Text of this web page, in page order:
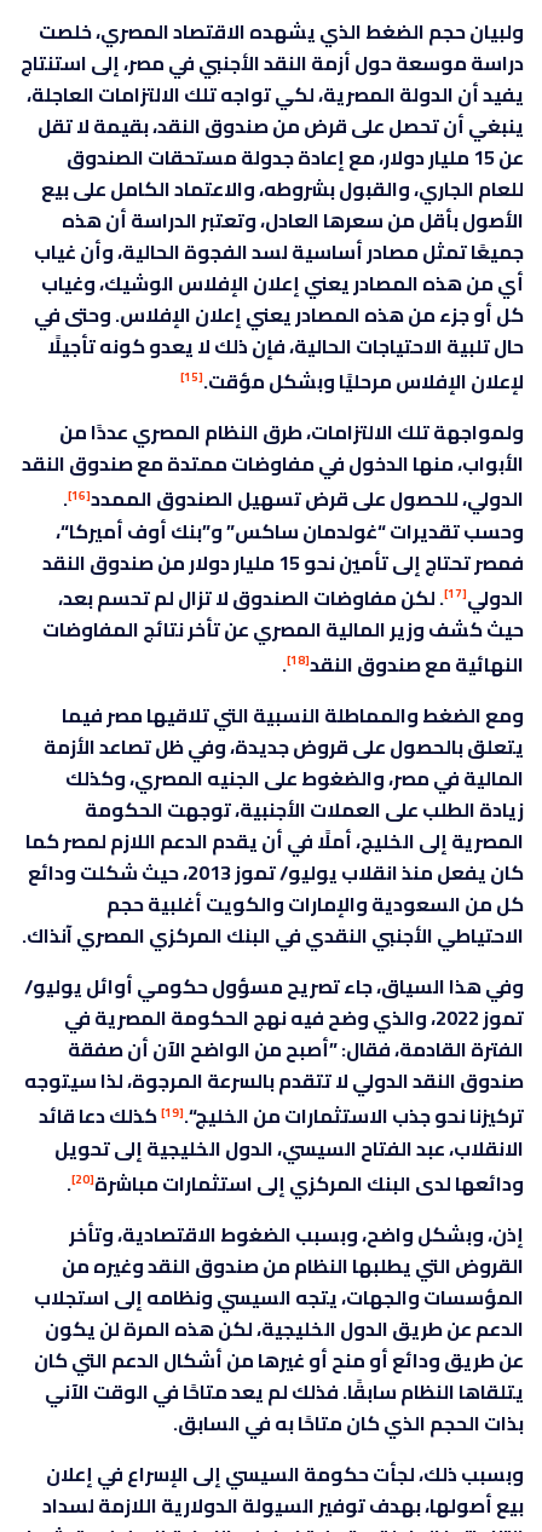
ولبيان حجم الضغط الذي يشهده الاقتصاد المصري، خلصت
دراسة موسعة حول أزمة النقد الأجنبي في مصر، إلى استنتاج
يفيد أن الدولة المصرية، لكي تواجه تلك الالتزامات العاجلة،
ينبغي أن تحصل على قرض من صندوق النقد، بقيمة لا تقل
عن 15 مليار دولار، مع إعادة جدولة مستحقات الصندوق
للعام الجاري، والقبول بشروطه، والاعتماد الكامل على بيع
الأصول بأقل من سعرها العادل، وتعتبر الدراسة أن هذه
جميعًا تمثل مصادر أساسية لسد الفجوة الحالية، وأن غياب
أي من هذه المصادر يعني إعلان الإفلاس الوشيك، وغياب
كل أو جزء من هذه المصادر يعني إعلان الإفلاس. وحتى في
حال تلبية الاحتياجات الحالية، فإن ذلك لا يعدو كونه تأجيلًا
لإعلان الإفلاس مرحليًا وبشكل مؤقت.[15]
ولمواجهة تلك الالتزامات، طرق النظام المصري عددًا من
الأبواب، منها الدخول في مفاوضات ممتدة مع صندوق النقد
الدولي، للحصول على قرض تسهيل الصندوق الممدد[16]
.
وحسب تقديرات “غولدمان ساكس” و”بنك أوف أميركا“،
فمصر تحتاج إلى تأمين نحو 15 مليار دولار من صندوق النقد
الدولي[17]
. لكن مفاوضات الصندوق لا تزال لم تحسم بعد،
حيث كشف وزير المالية المصري عن تأخر نتائج المفاوضات
النهائية مع صندوق النقد[18]
.
ومع الضغط والمماطلة النسبية التي تلاقيها مصر فيما
يتعلق بالحصول على قروض جديدة، وفي ظل تصاعد الأزمة
المالية في مصر، والضغوط على الجنيه المصري، وكذلك
زيادة الطلب على العملات الأجنبية، توجهت الحكومة
المصرية إلى الخليج، أملًا في أن يقدم الدعم اللازم لمصر كما
كان يفعل منذ انقلاب يوليو/ تموز 2013، حيث شكلت ودائع
كل من السعودية والإمارات والكويت أغلبية حجم
الاحتياطي الأجنبي النقدي في البنك المركزي المصري آنذاك.
وفي هذا السياق، جاء تصريح مسؤول حكومي أوائل يوليو/
تموز 2022، والذي وضح فيه نهج الحكومة المصرية في
الفترة القادمة، فقال: ”أصبح من الواضح الآن أن صفقة
صندوق النقد الدولي لا تتقدم بالسرعة المرجوة، لذا سيتوجه
تركيزنا نحو جذب الاستثمارات من الخليج“.[19]
كذلك دعا قائد
الانقلاب، عبد الفتاح السيسي، الدول الخليجية إلى تحويل
ودائعها لدى البنك المركزي إلى استثمارات مباشرة[20]
.
إذن، وبشكل واضح، وبسبب الضغوط الاقتصادية، وتأخر
القروض التي يطلبها النظام من صندوق النقد وغيره من
المؤسسات والجهات، يتجه السيسي ونظامه إلى استجلاب
الدعم عن طريق الدول الخليجية، لكن هذه المرة لن يكون
عن طريق ودائع أو منح أو غيرها من أشكال الدعم التي كان
يتلقاها النظام سابقًا. فذلك لم يعد متاحًا في الوقت الآني
بذات الحجم الذي كان متاحًا به في السابق.
وبسبب ذلك، لجأت حكومة السيسي إلى الإسراع في إعلان
بيع أصولها، بهدف توفير السيولة الدولارية اللازمة لسداد